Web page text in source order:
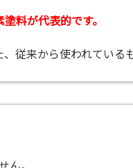
料が代表的です。
従来から使われている